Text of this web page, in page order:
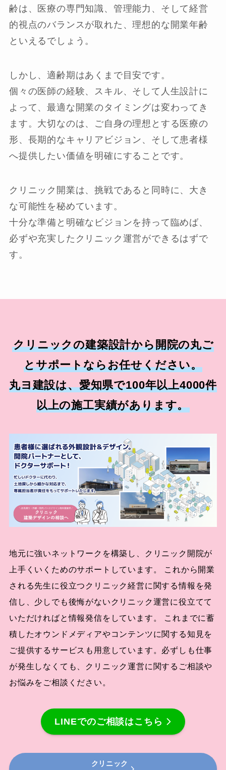
齢は、医療の専門知識、管理能力、そして経営
的視点のバランスが取れた、理想的な開業年齢
といえるでしょう。
しかし、適齢期はあくまで目安です。
個々の医師の経験、スキル、そして人生設計に
よって、最適な開業のタイミングは変わってき
ます。大切なのは、ご自身の理想とする医療の
形、長期的なキャリアビジョン、そして患者様
へ提供したい価値を明確にすることです。
クリニック開業は、挑戦であると同時に、大き
な可能性を秘めています。
十分な準備と明確なビジョンを持って臨めば、
必ずや充実したクリニック運営ができるはずで
す。
クリニックの建築設計から開院の丸ご
とサポートならお任せください。
丸ヨ建設は、愛知県で100年以上4000件
以上の施工実績があります。
地元に強いネットワークを構築し、クリニック開院が
上手くいくためのサポートしています。 これから開業
される先生に役立つクリニック経営に関する情報を発
信し、少しでも後悔がないクリニック運営に役立てて
いただければと情報発信をしています。 これまでに蓄
積したオウンドメディアやコンテンツに関する知見を
ご提供するサービスも用意しています。必ずしも仕事
が発生しなくても、クリニック運営に関するご相談や
お悩みをご相談ください。
LINEでのご相談はこちら
クリニック